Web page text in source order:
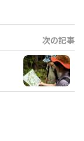
次の記事